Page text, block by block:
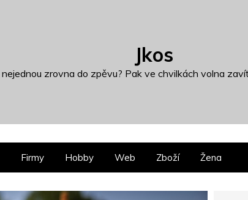
Jkos
zrovna do zpěvu? Pak ve chvilkách volna
Firmy Hobby Web Zboží Žena